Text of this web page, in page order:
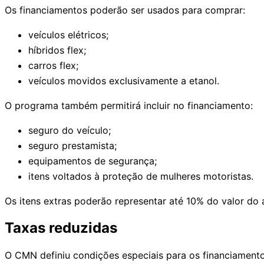
Os financiamentos poderão ser usados para comprar:
veículos elétricos;
híbridos flex;
carros flex;
veículos movidos exclusivamente a etanol.
O programa também permitirá incluir no financiamento:
seguro do veículo;
seguro prestamista;
equipamentos de segurança;
itens voltados à proteção de mulheres motoristas.
Os itens extras poderão representar até 10% do valor do
Taxas reduzidas
O CMN definiu condições especiais para os